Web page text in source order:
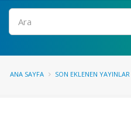
Ara
ANA SAYFA SON EKLENEN YAYINLAR